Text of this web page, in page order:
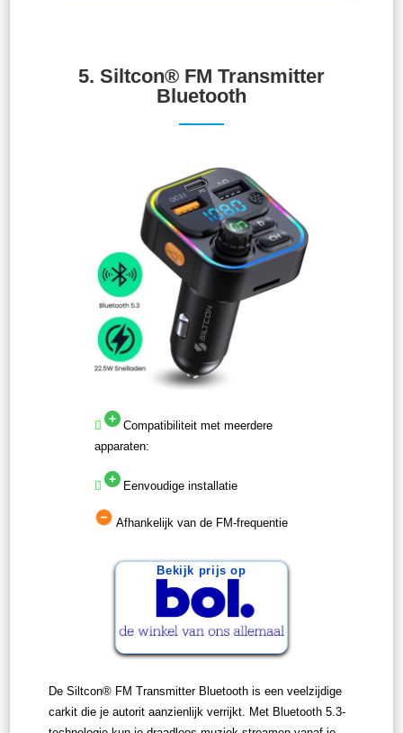
5. Siltcon® FM Transmitter
Bluetooth
Compatibiliteit met meerdere
apparaten:
Eenvoudige installatie
Afhankelijk van de FM-frequentie
Bekijk prijs op
De Siltcon® FM Transmitter Bluetooth is een veelzijdige
carkit die je autorit aanzienlijk verrijkt. Met Bluetooth 5.3-